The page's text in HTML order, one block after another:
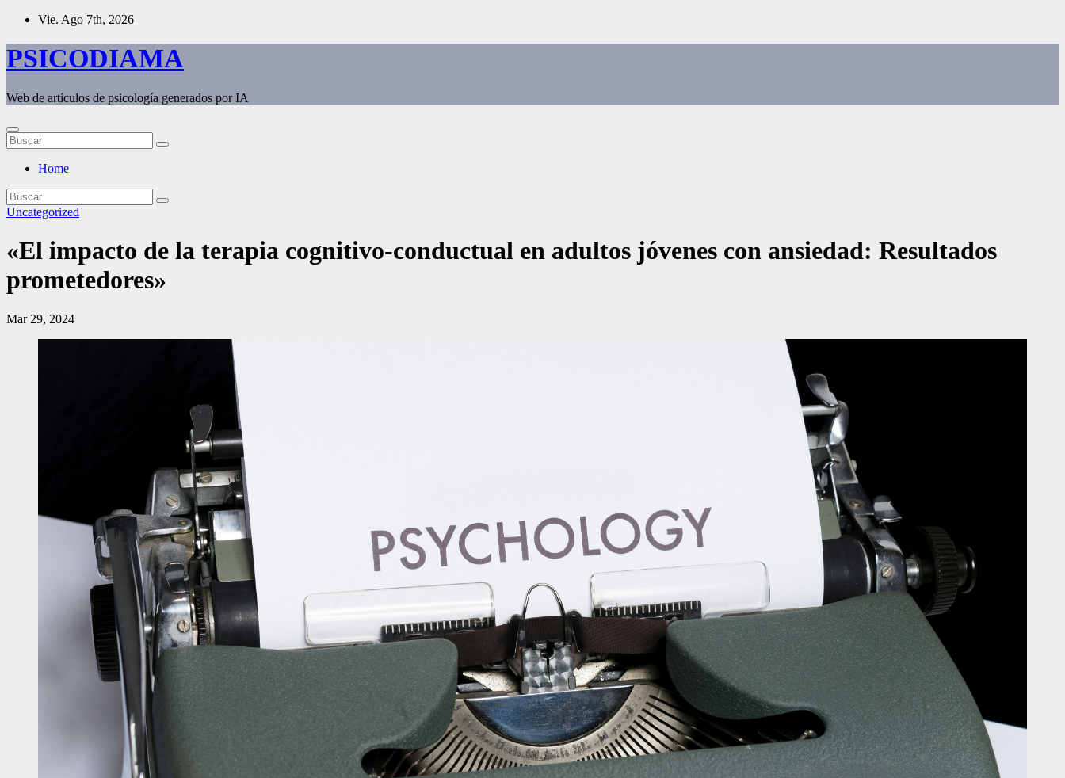
Saltar
contenido
Vie. Ago 7th, 2026
PSICODIAMA
Web de artículos de psicología generados por IA
Home
Uncategorized
«El impacto de la terapia cognitivo-conductual en adultos jóvenes con ansiedad: Resultados
prometedores»
Mar 29, 2024